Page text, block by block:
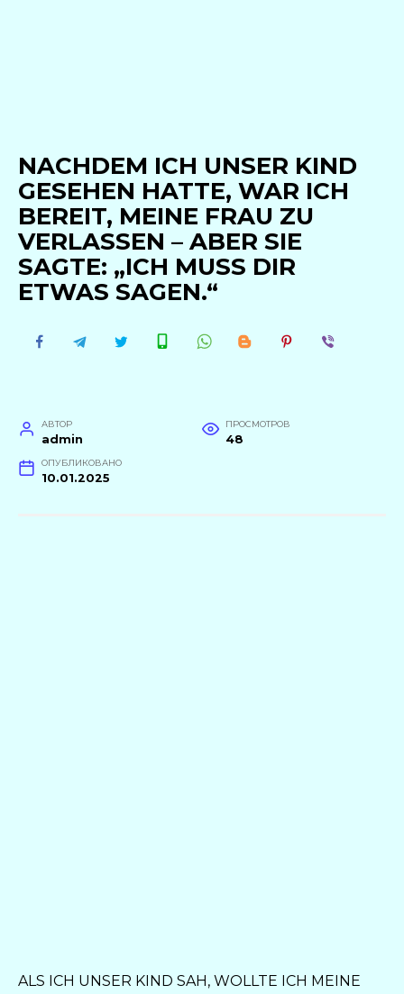
NACHDEM ICH UNSER KIND
GESEHEN HATTE, WAR ICH
BEREIT, MEINE FRAU ZU
VERLASSEN – ABER SIE
SAGTE: „ICH MUSS DIR
ETWAS SAGEN.“
АВТОР
admin
ПРОСМОТРОВ
48
ОПУБЛИКОВАНО
10.01.2025
ALS ICH UNSER KIND SAH, WOLLTE ICH MEINE